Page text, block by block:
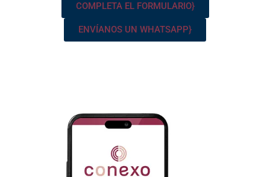
COMPLETA EL FORMULARIO}
ENVÍANOS UN WHATSAPP}